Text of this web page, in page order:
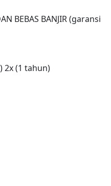
BEBAS BANJIR (garansi
2x (1 tahun)